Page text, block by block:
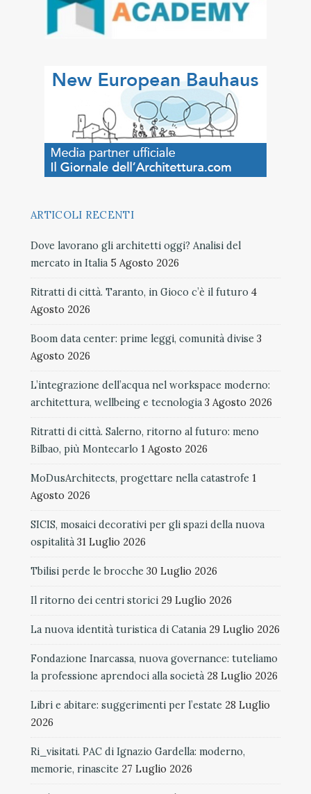
ARTICOLI RECENTI
Dove lavorano gli architetti oggi? Analisi del
mercato in Italia 5 Agosto 2026
Ritratti di città. Taranto, in Gioco c’è il futuro 4
Agosto 2026
Boom data center: prime leggi, comunità divise 3
Agosto 2026
L’integrazione dell’acqua nel workspace moderno:
architettura, wellbeing e tecnologia 3 Agosto 2026
Ritratti di città. Salerno, ritorno al futuro: meno
Bilbao, più Montecarlo 1 Agosto 2026
MoDusArchitects, progettare nella catastrofe 1
Agosto 2026
SICIS, mosaici decorativi per gli spazi della nuova
ospitalità 31 Luglio 2026
Tbilisi perde le brocche 30 Luglio 2026
Il ritorno dei centri storici 29 Luglio 2026
La nuova identità turistica di Catania 29 Luglio 2026
Fondazione Inarcassa, nuova governance: tuteliamo
la professione aprendoci alla società 28 Luglio 2026
Libri e abitare: suggerimenti per l’estate 28 Luglio
2026
Ri_visitati. PAC di Ignazio Gardella: moderno,
memorie, rinascite 27 Luglio 2026